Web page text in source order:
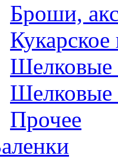
Броши,
Шелковые
Прочее